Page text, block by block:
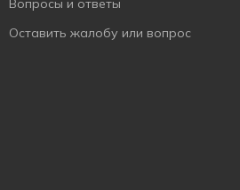
Вопросы и ответы
Оставить жалобу или вопрос